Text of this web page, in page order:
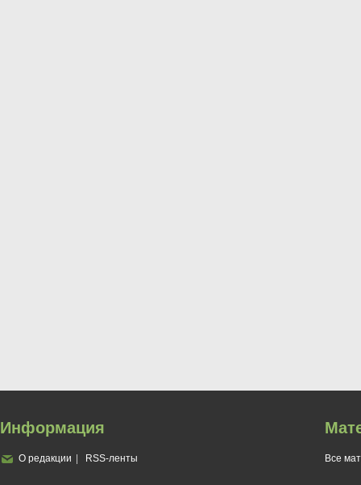
Информация
О редакции RSS-ленты Все